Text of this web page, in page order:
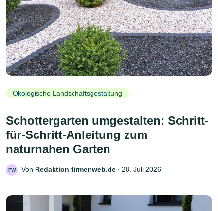
Ökologische Landschaftsgestaltung
Schottergarten umgestalten: Schritt-
für-Schritt-Anleitung zum
naturnahen Garten
FW Von Redaktion firmenweb.de ‧ 28. Juli 2026